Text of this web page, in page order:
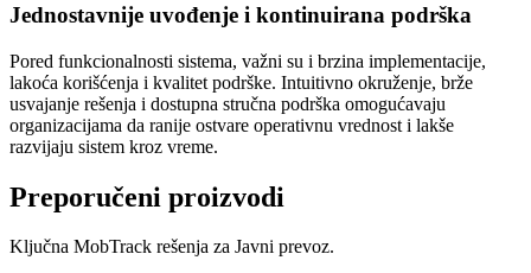
Jednostavnije uvođenje i kontinuirana podrška
Pored funkcionalnosti sistema, važni su i brzina implementacije,
lakoća korišćenja i kvalitet podrške. Intuitivno okruženje, brže
usvajanje rešenja i dostupna stručna podrška omogućavaju
organizacijama da ranije ostvare operativnu vrednost i lakše
razvijaju sistem kroz vreme.
Preporučeni proizvodi
Ključna MobTrack rešenja za Javni prevoz.